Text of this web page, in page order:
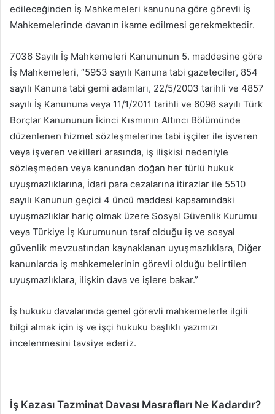
edileceğinden İş Mahkemeleri kanununa göre görevli İş
Mahkemelerinde davanın ikame edilmesi gerekmektedir.
7036 Sayılı İş Mahkemeleri Kanununun 5. maddesine göre
İş Mahkemeleri, “5953 sayılı Kanuna tabi gazeteciler, 854
sayılı Kanuna tabi gemi adamları, 22/5/2003 tarihli ve 4857
sayılı İş Kanununa veya 11/1/2011 tarihli ve 6098 sayılı Türk
Borçlar Kanununun İkinci Kısmının Altıncı Bölümünde
düzenlenen hizmet sözleşmelerine tabi işçiler ile işveren
veya işveren vekilleri arasında, iş ilişkisi nedeniyle
sözleşmeden veya kanundan doğan her türlü hukuk
uyuşmazlıklarına, İdari para cezalarına itirazlar ile 5510
sayılı Kanunun geçici 4 üncü maddesi kapsamındaki
uyuşmazlıklar hariç olmak üzere Sosyal Güvenlik Kurumu
veya Türkiye İş Kurumunun taraf olduğu iş ve sosyal
güvenlik mevzuatından kaynaklanan uyuşmazlıklara, Diğer
kanunlarda iş mahkemelerinin görevli olduğu belirtilen
uyuşmazlıklara, ilişkin dava ve işlere bakar.”
İş hukuku davalarında genel görevli mahkemelerle ilgili
bilgi almak için iş ve işçi hukuku başlıklı yazımızı
incelenmesini tavsiye ederiz.
İş Kazası Tazminat Davası Masrafları Ne Kadardır?